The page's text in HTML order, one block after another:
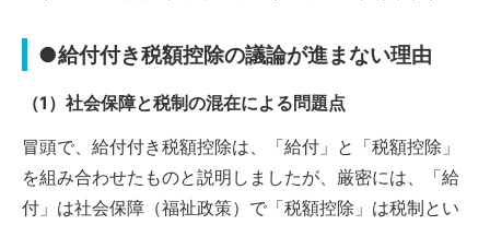
●給付付き税額控除の議論が進まない理由
（1）社会保障と税制の混在による問題点
冒頭で、給付付き税額控除は、「給付」と「税額控除」
を組み合わせたものと説明しましたが、厳密には、「給
付」は社会保障（福祉政策）で「税額控除」は税制とい